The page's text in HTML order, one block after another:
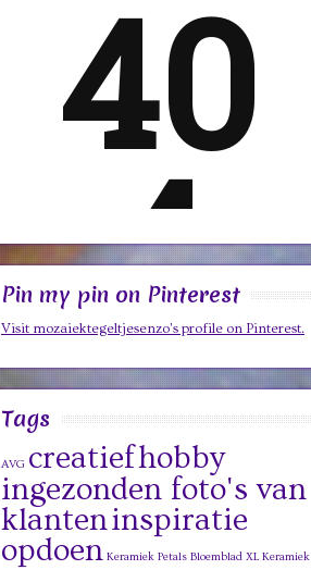
Pin my pin on Pinterest
Visit mozaiektegeltjesenzo's profile on Pinterest.
Tags
AVG creatiefhobby
ingezonden foto's van
klanteninspiratie
opdoen Keramiek Petals Bloemblad XL Keramiek